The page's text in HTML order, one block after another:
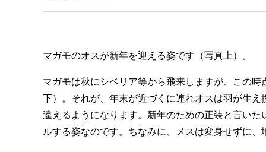
マガモのオスが新年を迎える姿です（写真上）。
マガモは秋にシベリア等から飛来しますが、この
下）。それが、年末が近づくに連れオスは羽が生
違えるようになります。新年のための正装と言い
ルする姿なのです。ちなみに、メスは変身せずに、